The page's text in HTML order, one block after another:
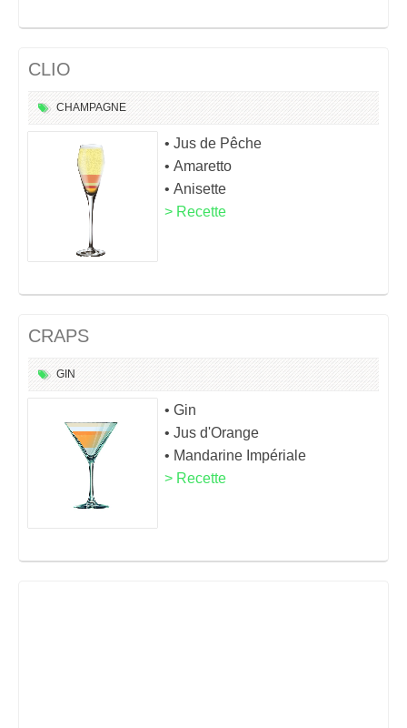
CLIO
CHAMPAGNE
• Jus de Pêche
• Amaretto
• Anisette
> Recette
CRAPS
GIN
• Gin
• Jus d'Orange
• Mandarine Impériale
> Recette